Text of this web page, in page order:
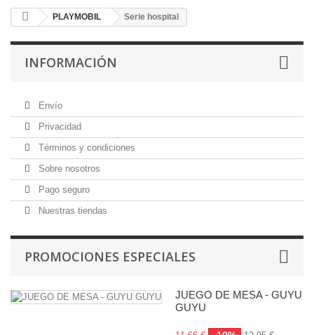
PLAYMOBIL Serie hospital
INFORMACIÓN
Envío
Privacidad
Términos y condiciones
Sobre nosotros
Pago seguro
Nuestras tiendas
PROMOCIONES ESPECIALES
JUEGO DE MESA - GUYU
GUYU